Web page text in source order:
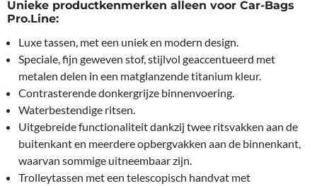
Unieke productkenmerken alleen voor Car-Bags
Pro.Line:
Luxe tassen, met een uniek en modern design.
Speciale, fijn geweven stof, stijlvol geaccentueerd met
metalen delen in een matglanzende titanium kleur.
Contrasterende donkergrijze binnenvoering.
Waterbestendige ritsen.
Uitgebreide functionaliteit dankzij twee ritsvakken aan de
buitenkant en meerdere opbergvakken aan de binnenkant,
waarvan sommige uitneembaar zijn.
Trolleytassen met een telescopisch handvat met